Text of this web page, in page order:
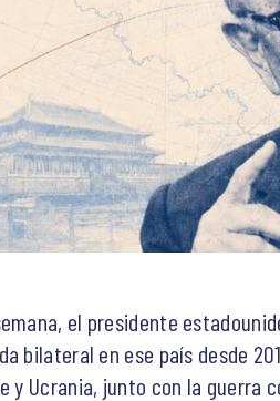
el presidente
bilateral en ese país desde
y Ucrania, junto con la guerra